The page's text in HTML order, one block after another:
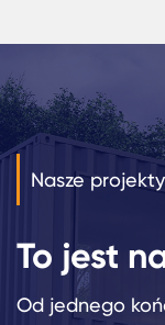
Nasze projekty
To jest
Od jednego